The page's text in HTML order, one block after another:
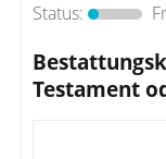
Status:
Testament